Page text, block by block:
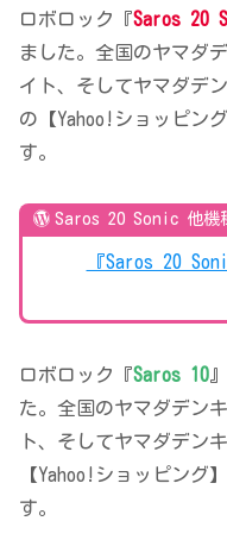
ロボロック『Saros 20
ました。全国のヤマダ
イト、そしてヤマダデ
の【Yahoo!ショッピン
す。
Saros 20 Sonic 他機
『Saros 20
ロボロック『Saros 10
た。全国のヤマダデン
ト、そしてヤマダデン
【Yahoo!ショッピング
す。